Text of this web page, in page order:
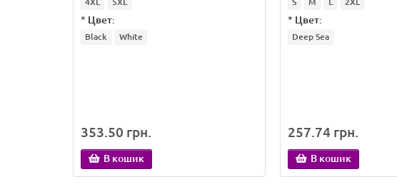
* Цвет:
Black White
353.50 грн.
В кошик
* Цвет:
Deep Sea
257.74 грн.
В кошик